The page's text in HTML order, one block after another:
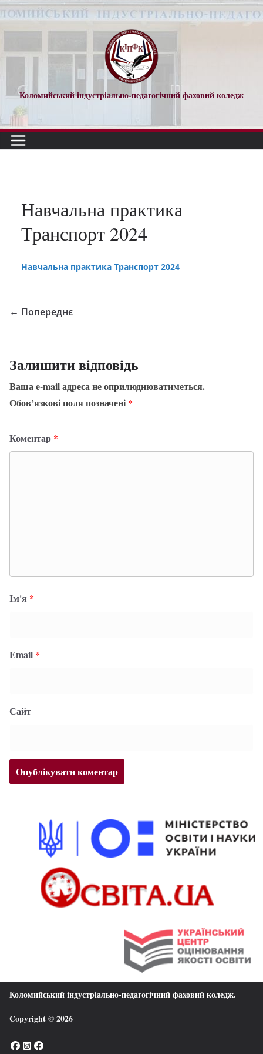
Перейти
до
Коломийський індустріально-педагогічний фаховий коледж
Навчальна практика
Транспорт 2024
Навчальна практика Транспорт 2024
← Попереднє
Залишити відповідь
Ваша e-mail адреса не оприлюднюватиметься.
Обов’язкові поля позначені *
Коментар *
Ім'я *
Email *
Сайт
Коломийський індустріально-педагогічний фаховий коледж.
Copyright © 2026